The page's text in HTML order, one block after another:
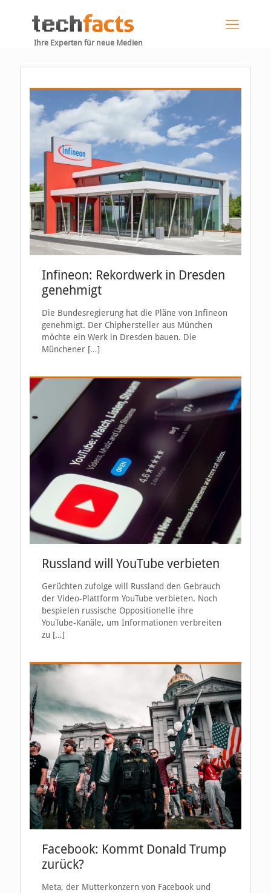
Ihre Experten für neue Medien
Infineon: Rekordwerk in Dresden
genehmigt
Die Bundesregierung hat die Pläne von Infineon
genehmigt. Der Chiphersteller aus München
möchte ein Werk in Dresden bauen. Die
Münchener […]
Russland will YouTube verbieten
Gerüchten zufolge will Russland den Gebrauch
der Video-Plattform YouTube verbieten. Noch
bespielen russische Oppositionelle ihre
YouTube-Kanäle, um Informationen verbreiten
zu […]
Facebook: Kommt Donald Trump
zurück?
Meta, der Mutterkonzern von Facebook und